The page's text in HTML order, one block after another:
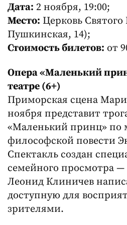
Дата: 2 ноября, 19:00;
Место: Церковь Святого
Пушкинская, 14);
Стоимость билетов: от
Опера «Маленький
театре (6+)
Приморская сцена
ноября представит
«Маленький принц» по
философской повести
Спектакль создан
семейного просмотра
Леонид Клиничев
доступную для
зрителями.